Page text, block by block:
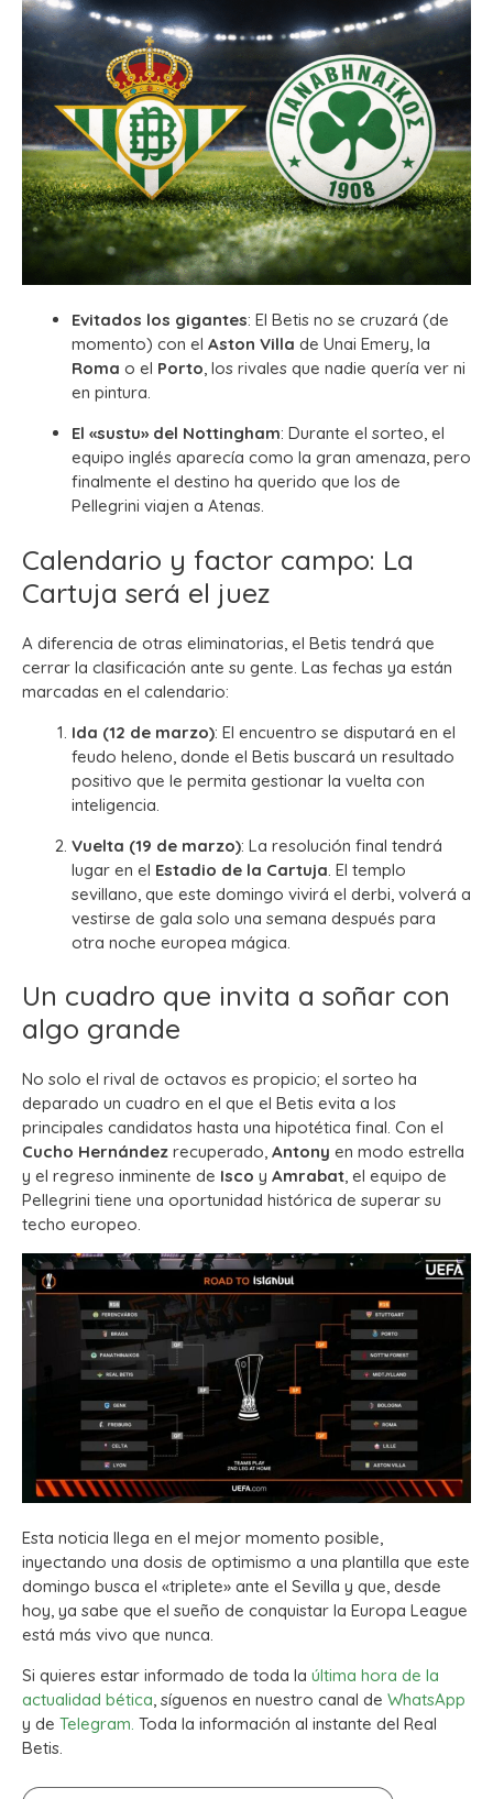
Evitados los gigantes: El Betis no se cruzará (de
momento) con el Aston Villa de Unai Emery, la
Roma o el Porto, los rivales que nadie quería ver ni
en pintura.
El «sustu» del Nottingham: Durante el sorteo, el
equipo inglés aparecía como la gran amenaza, pero
finalmente el destino ha querido que los de
Pellegrini viajen a Atenas.
Calendario y factor campo: La
Cartuja será el juez
A diferencia de otras eliminatorias, el Betis tendrá que
cerrar la clasificación ante su gente. Las fechas ya están
marcadas en el calendario:
Ida (12 de marzo): El encuentro se disputará en el
feudo heleno, donde el Betis buscará un resultado
positivo que le permita gestionar la vuelta con
inteligencia.
Vuelta (19 de marzo): La resolución final tendrá
lugar en el Estadio de la Cartuja . El templo
sevillano, que este domingo vivirá el derbi, volverá a
vestirse de gala solo una semana después para
otra noche europea mágica.
Un cuadro que invita a soñar con
algo grande
No solo el rival de octavos es propicio; el sorteo ha
deparado un cuadro en el que el Betis evita a los
principales candidatos hasta una hipotética final. Con el
Cucho Hernández recuperado, Antony en modo estrella
y el regreso inminente de Isco y Amrabat, el equipo de
Pellegrini tiene una oportunidad histórica de superar su
techo europeo.
Esta noticia llega en el mejor momento posible,
inyectando una dosis de optimismo a una plantilla que este
domingo busca el «triplete» ante el Sevilla y que, desde
hoy, ya sabe que el sueño de conquistar la Europa League
está más vivo que nunca.
Si quieres estar informado de toda la última hora de la
actualidad bética , síguenos en nuestro canal de WhatsApp
y de Telegram. Toda la información al instante del Real
Betis.